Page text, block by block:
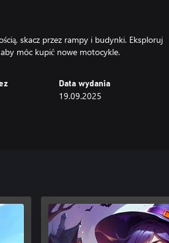
skacz przez rampy i budynki. Eksploruj
Data wydania
19.09.2025